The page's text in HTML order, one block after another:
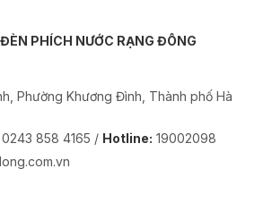
PHÍCH NƯỚC RẠNG ĐÔNG
Phường Khương Đình, Thành phố Hà
858 4165 / Hotline: 19002098